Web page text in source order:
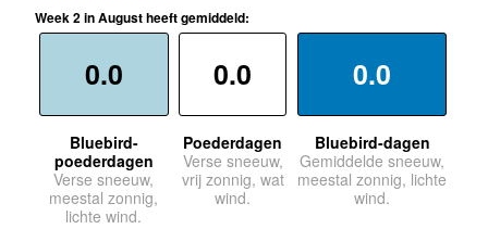
Week 2 in August heeft gemiddeld:
0.0
Bluebird-
poederdagen
Verse sneeuw,
meestal zonnig,
lichte wind.
0.0
Poederdagen
Verse sneeuw,
vrij zonnig, wat
wind.
0.0
Bluebird-dagen
Gemiddelde sneeuw,
meestal zonnig, lichte
wind.